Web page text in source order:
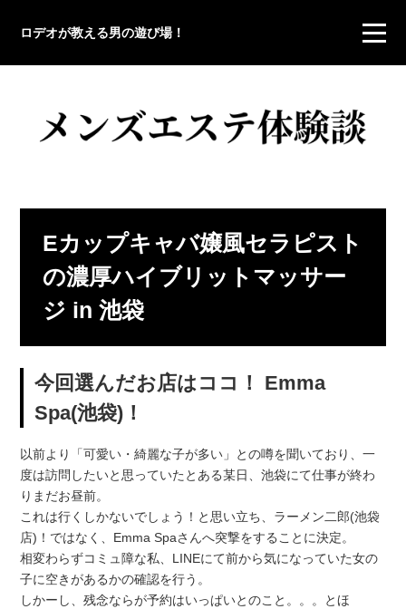
ロデオが教える男の遊び場！
Eカップキャバ嬢風セラピスト
の濃厚ハイブリットマッサー
ジ in 池袋
今回選んだお店はココ！ Emma
Spa(池袋)！
以前より「可愛い・綺麗な子が多い」との噂を聞いており、一
度は訪問したいと思っていたとある某日、池袋にて仕事が終わ
りまだお昼前。
これは行くしかないでしょう！と思い立ち、ラーメン二郎(池袋
店)！ではなく、Emma Spaさんへ突撃をすることに決定。
相変わらずコミュ障な私、LINEにて前から気になっていた女の
子に空きがあるかの確認を行う。
しかーし、残念ならが予約はいっぱいとのこと。。。とほ